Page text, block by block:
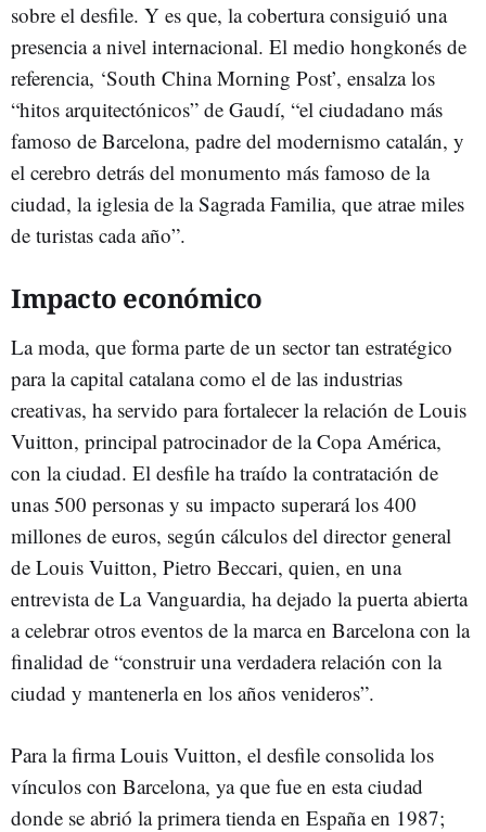
sobre el desfile. Y es que, la cobertura consiguió una
presencia a nivel internacional. El medio hongkonés de
referencia, ‘South China Morning Post’, ensalza los
“hitos arquitectónicos” de Gaudí, “el ciudadano más
famoso de Barcelona, padre del modernismo catalán, y
el cerebro detrás del monumento más famoso de la
ciudad, la iglesia de la Sagrada Familia, que atrae miles
de turistas cada año”.
Impacto económico
La moda, que forma parte de un sector tan estratégico
para la capital catalana como el de las industrias
creativas, ha servido para fortalecer la relación de Louis
Vuitton, principal patrocinador de la Copa América,
con la ciudad. El desfile ha traído la contratación de
unas 500 personas y su impacto superará los 400
millones de euros, según cálculos del director general
de Louis Vuitton, Pietro Beccari, quien, en una
entrevista de La Vanguardia, ha dejado la puerta abierta
a celebrar otros eventos de la marca en Barcelona con la
finalidad de “construir una verdadera relación con la
ciudad y mantenerla en los años venideros”.
Para la firma Louis Vuitton, el desfile consolida los
vínculos con Barcelona, ya que fue en esta ciudad
donde se abrió la primera tienda en España en 1987;